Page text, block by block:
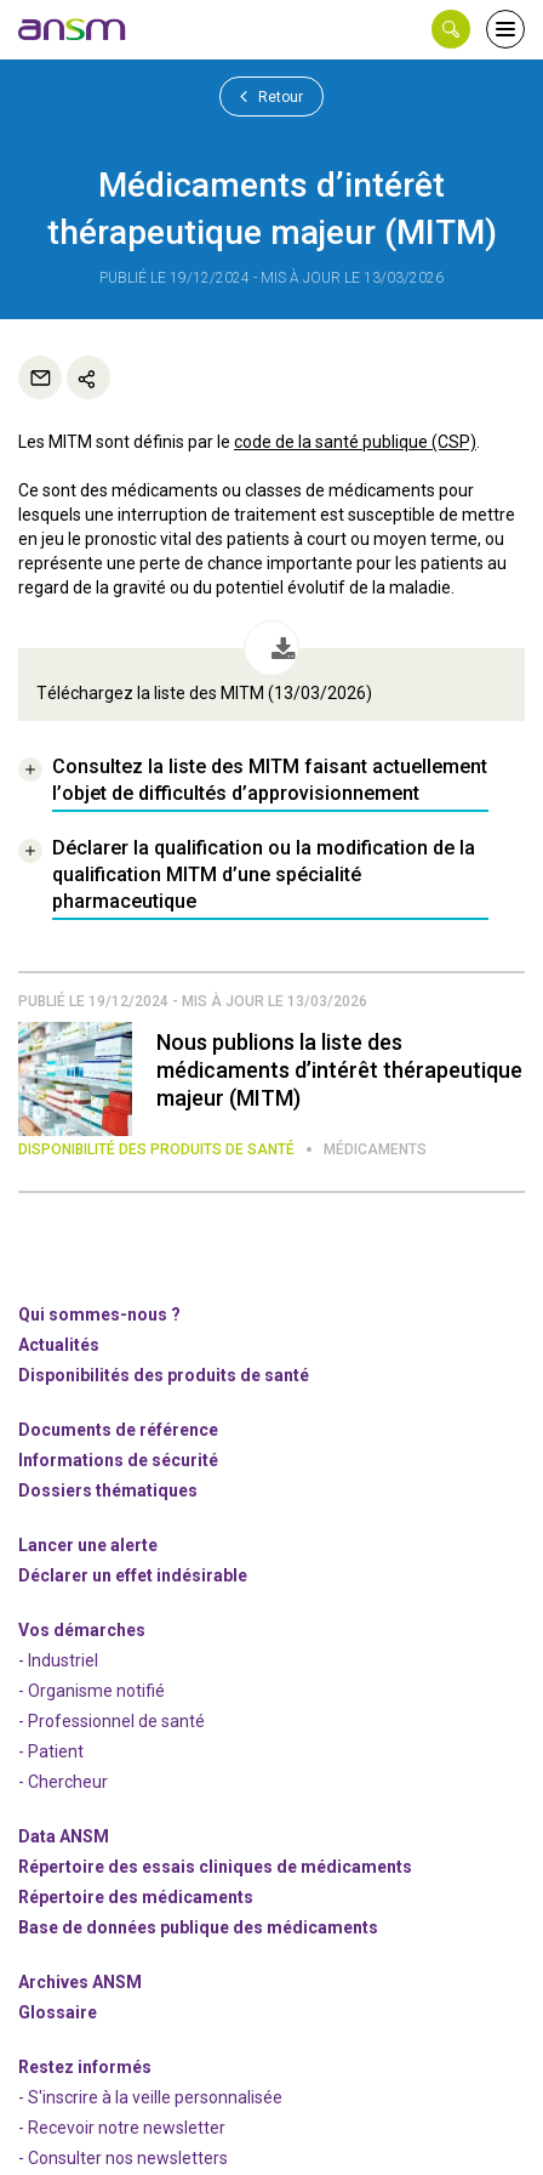
le
Retour
Médicaments d’intérêt
thérapeutique majeur (MITM)
PUBLIÉ LE 19/12/2024 - MIS À JOUR LE 13/03/2026
Les MITM sont définis par le code de la santé publique (CSP)
Ce sont des médicaments ou classes de médicaments pour
lesquels une interruption de traitement est susceptible de mettre
en jeu le pronostic vital des patients à court ou moyen terme, ou
représente une perte de chance importante pour les patients au
regard de la gravité ou du potentiel évolutif de la maladie.
Téléchargez la liste des MITM (13/03/2026)
Consultez la liste des MITM faisant actuellement
l’objet de difficultés d’approvisionnement
Déclarer la qualification ou la modification de la
qualification MITM d’une spécialité
pharmaceutique
PUBLIÉ LE 19/12/2024 - MIS À JOUR LE 13/03/2026
Nous publions la liste des
médicaments d’intérêt thérapeutique
majeur (MITM)
DISPONIBILITÉ DES PRODUITS DE SANTÉ MÉDICAMENTS
Qui sommes-nous ?
Actualités
Disponibilités des produits de santé
Documents de référence
Informations de sécurité
Dossiers thématiques
Lancer une alerte
Déclarer un effet indésirable
Vos démarches
- Industriel
- Organisme notifié
- Professionnel de santé
- Patient
- Chercheur
Data ANSM
Répertoire des essais cliniques de médicaments
Répertoire des médicaments
Base de données publique des médicaments
Archives ANSM
Glossaire
Restez informés
- S'inscrire à la veille personnalisée
- Recevoir notre newsletter
- Consulter nos newsletters